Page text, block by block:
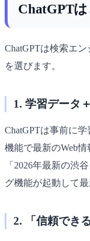
ChatGPT
ChatGPTは検索エ
を選びます。
1. 学習データ
ChatGPTは事前に
機能で最新のWeb情
「2026年最新の渋
グ機能が起動して
2. 「信頼でき